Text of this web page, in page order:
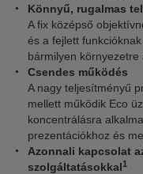
Könnyű, rugalmas
A fix középső
és a fejlett
bármilyen környezetre
Csendes működés
A nagy teljesítményű
mellett működik Eco
koncentrálásra
prezentációkhoz és
Azonnali kapcsolat
szolgáltatásokkal1